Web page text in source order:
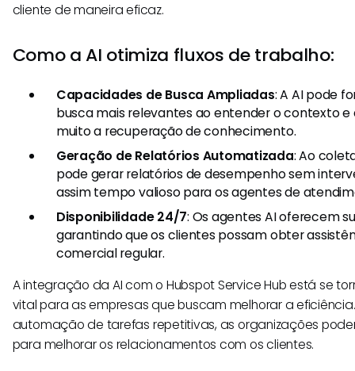
cliente de maneira eficaz.
Como a AI otimiza fluxos de trabalho:
Capacidades de Busca Ampliadas: A AI pode
busca mais relevantes ao entender o contexto
muito a recuperação de conhecimento.
Geração de Relatórios Automatizada: Ao
pode gerar relatórios de desempenho sem
assim tempo valioso para os agentes de
Disponibilidade 24/7: Os agentes AI oferecem
garantindo que os clientes possam obter
comercial regular.
A integração da AI com o Hubspot Service Hub está se
vital para as empresas que buscam melhorar a
automação de tarefas repetitivas, as organizações
para melhorar os relacionamentos com os clientes.